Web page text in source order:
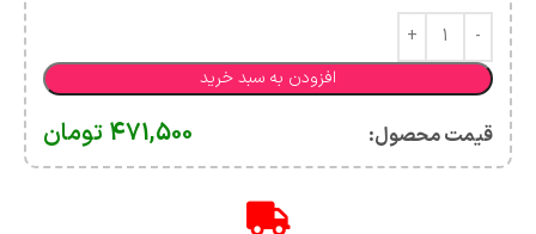
افزودن به سبد خرید
قیمت محصول:​ 471,500 تومان